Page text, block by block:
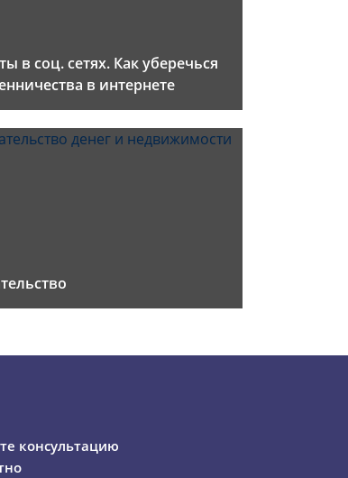
в соц. сетях. Как уберечься
в интернете
консультацию